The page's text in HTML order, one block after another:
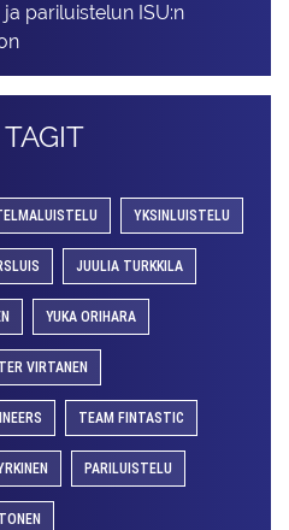
pariluistelun ISU:n
TAGIT
YKSINLUISTELU
JUULIA TURKKILA
YUKA ORIHARA
VIRTANEN
TEAM FINTASTIC
PARILUISTELU